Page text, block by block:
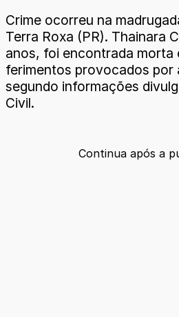
Crime ocorreu na
Terra Roxa (PR). Thainara
anos, foi encontrada morta
ferimentos provocados por
segundo informações
Civil.
Continua após a